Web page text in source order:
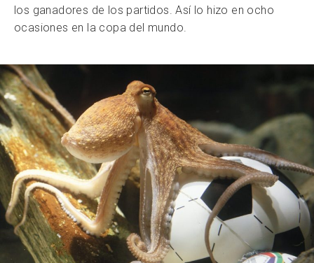
los ganadores de los partidos. Así lo hizo en ocho
ocasiones en la copa del mundo.